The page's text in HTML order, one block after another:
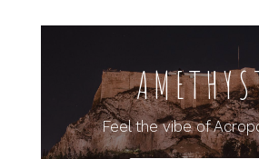
Feel the vibe of